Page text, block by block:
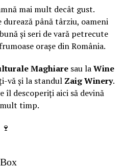
mai mult decât gust.
până târziu, oameni
și seri de vară petrecute
orașe din România.
Maghiaresau laWine
vă și la standul Zaig Winery.
îl descoperiți aici să devină
timp.
🍷